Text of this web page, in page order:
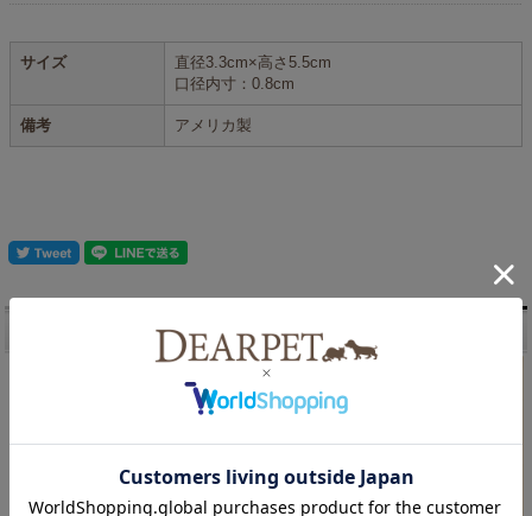
サイズ
直径3.3cm×高さ5.5cm
口径内寸：0.8cm
備考 アメリカ製
こちらもございます